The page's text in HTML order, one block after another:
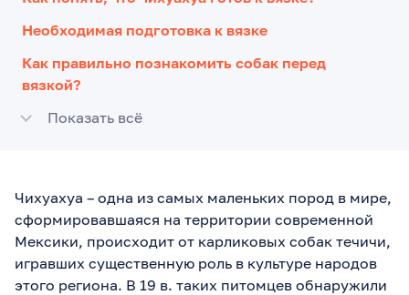
Необходимая подготовка к вязке
Как правильно познакомить собак перед
вязкой?
Показать всё
Чихуахуа – одна из самых маленьких пород в мире,
сформировавшаяся на территории современной
Мексики, происходит от карликовых собак течичи,
игравших существенную роль в культуре народов
этого региона. В 19 в. таких питомцев обнаружили